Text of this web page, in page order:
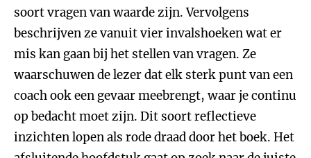
soort vragen van waarde zijn. Vervolgens
beschrijven ze vanuit vier invalshoeken wat er
mis kan gaan bij het stellen van vragen. Ze
waarschuwen de lezer dat elk sterk punt van een
coach ook een gevaar meebrengt, waar je continu
op bedacht moet zijn. Dit soort reflectieve
inzichten lopen als rode draad door het boek. Het